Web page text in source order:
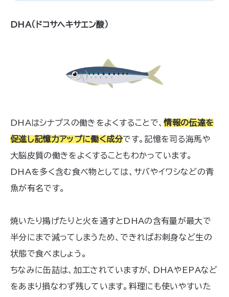
うと、忘れっぽくなったり、判断力が鈍
DHA（ドコサヘキサエン酸）
DHAはシナプスの働きをよくすることで、情報の伝達を
促進し記憶力アップに働く成分です。記憶を司る海馬や
大脳皮質の働きをよくすることもわかっています。
DHAを多く含む食べ物としては、サバやイワシなどの青
魚が有名です。
焼いたり揚げたりと火を通すとDHAの含有量が最大で
半分にまで減ってしまうため、できればお刺身など生の
状態で食べましょう。
ちなみに缶詰は、加工されていますが、DHAやEPAなど
をあまり損なわず残しています。料理にも使いやすいた